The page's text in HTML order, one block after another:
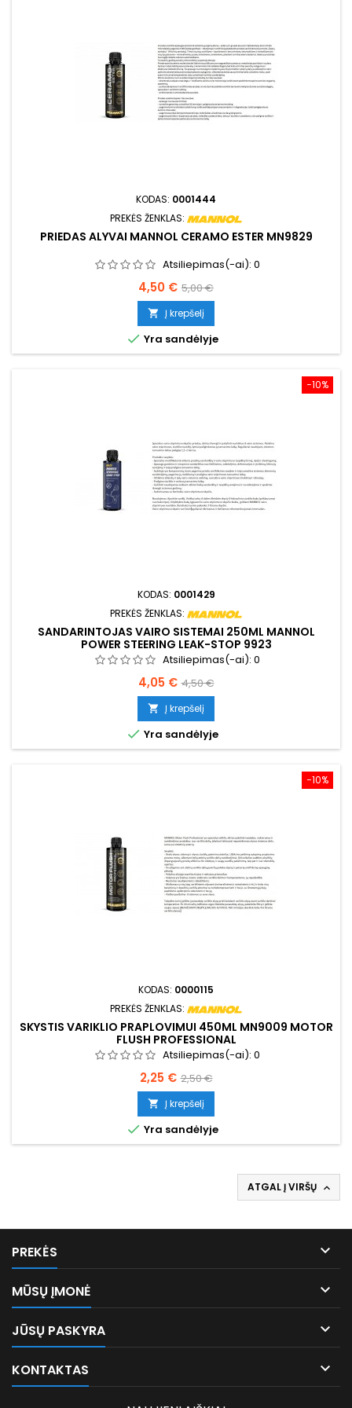
KODAS: 0001444
PREKĖS ŽENKLAS:
PRIEDAS ALYVAI MANNOL CERAMO ESTER MN9829
Atsiliepimas(-ai): 0
Kaina
4,50 € Bazinė
kaina
5,00 €
 Į krepšelį
 Yra sandėlyje
−10%
KODAS: 0001429
PREKĖS ŽENKLAS:
SANDARINTOJAS VAIRO SISTEMAI 250ML MANNOL
POWER STEERING LEAK-STOP 9923
Atsiliepimas(-ai): 0
Kaina
4,05 € Bazinė
kaina
4,50 €
 Į krepšelį
 Yra sandėlyje
−10%
KODAS: 0000115
PREKĖS ŽENKLAS:
SKYSTIS VARIKLIO PRAPLOVIMUI 450ML MN9009 MOTOR
FLUSH PROFESSIONAL
Atsiliepimas(-ai): 0
Kaina
2,25 € Bazinė
kaina
2,50 €
 Į krepšelį
 Yra sandėlyje
ATGAL Į VIRŠŲ 
PREKĖS 
MŪSŲ ĮMONĖ 
JŪSŲ PASKYRA 
KONTAKTAS 